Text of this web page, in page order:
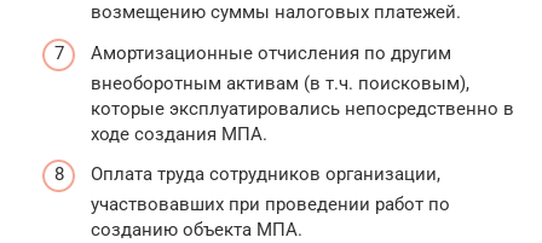
возмещению суммы налоговых платежей.
Амортизационные отчисления по другим
внеоборотным активам (в т.ч. поисковым),
которые эксплуатировались непосредственно в
ходе создания МПА.
Оплата труда сотрудников организации,
участвовавших при проведении работ по
созданию объекта МПА.